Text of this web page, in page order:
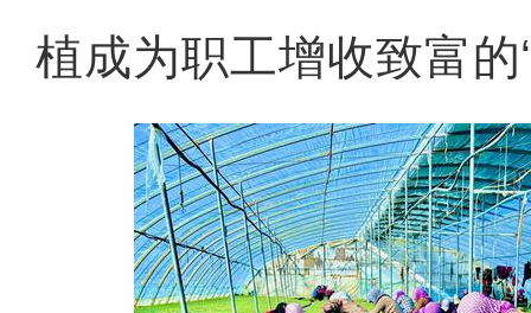
植成为职工增收致富的